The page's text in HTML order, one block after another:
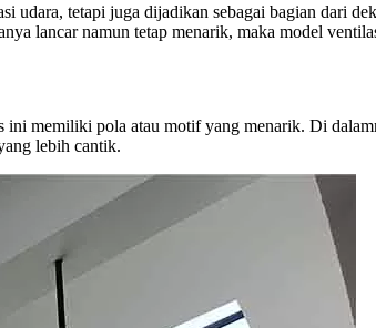
udara, tetapi juga dijadikan sebagai bagian dari
lancar namun tetap menarik, maka model
ini memiliki pola atau motif yang menarik. Di
lebih cantik.